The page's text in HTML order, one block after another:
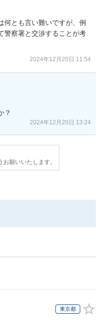
何とも言い難いですが、例
警察署と交渉することが考
2024年12月20日 11:54
？
2024年12月20日 13:24
願いいたします。
東京都